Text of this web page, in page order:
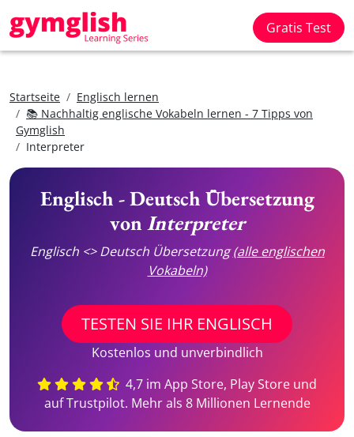
Gratis Test
Startseite
Englisch lernen
📚 Nachhaltig englische Vokabeln lernen - 7 Tipps von
Gymglish
Interpreter
Englisch - Deutsch Übersetzung
vonInterpreter
Englisch <> Deutsch Übersetzung(alle englischen
Vokabeln)
TESTEN SIE IHR ENGLISCH
Kostenlos und unverbindlich
4,7 im App Store, Play Store und
auf Trustpilot. Mehr als 8 Millionen Lernende